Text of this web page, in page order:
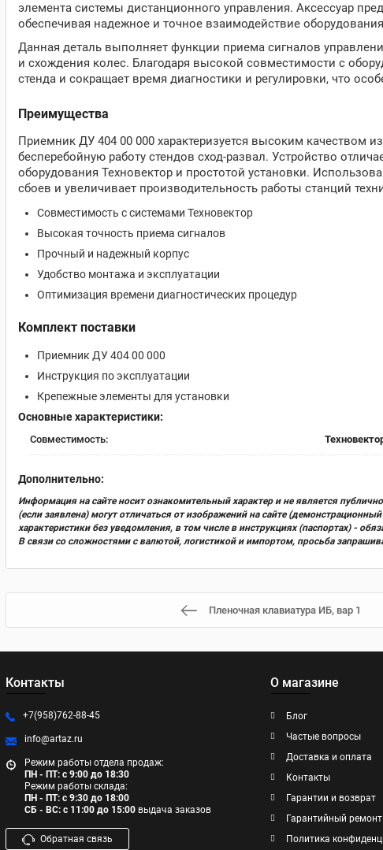
элемента системы дистанционного управления. Аксессуар
обеспечивая надежное и точное взаимодействие
Данная деталь выполняет функции приема сигналов
и схождения колес. Благодаря высокой совместимости с
стенда и сокращает время диагностики и регулировки, что
Преимущества
Приемник ДУ 404 00 000 характеризуется высоким качеством
бесперебойную работу стендов сход-развал. Устройство
оборудования Техновектор и простотой установки.
сбоев и увеличивает производительность работы станций
Совместимость с системами Техновектор
Высокая точность приема сигналов
Прочный и надежный корпус
Удобство монтажа и эксплуатации
Оптимизация времени диагностических процедур
Комплект поставки
Приемник ДУ 404 00 000
Инструкция по эксплуатации
Крепежные элементы для установки
Основные характеристики:
Совместимость:
Дополнительно:
Информация на сайте носит ознакомительный характер и не является
(если заявлена) могут отличаться от изображений на сайте
характеристики без уведомления, в том числе в инструкциях (паспортах) -
В связи со сложностями с валютой, логистикой и импортом, просьба
Пленочная клавиатура ИБ, вар 1
Контакты
+7(958)762-88-45
info@artaz.ru
Режим работы отдела продаж:
ПН - ПТ: с 9:00 до 18:30
Режим работы склада:
ПН - ПТ: с 9:30 до 18:00
СБ - ВС: с 11:00 до 15:00 выдача заказов
Обратная связь
О магазине
Блог
Частые вопросы
Доставка и оплата
Контакты
Гарантии и возврат
Гарантийный ремонт
Политика